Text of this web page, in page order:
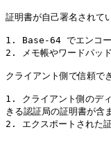
証明書が自己署名され
1. Base-64 でエンコー
2. メモ帳やワードパッド
クライアント側で信頼
1. クライアント側の
きる認証局の証明書が含
2. エクスポートされた証